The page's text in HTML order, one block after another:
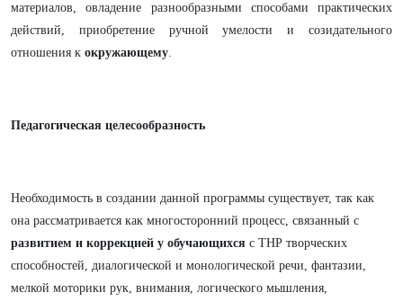
материалов, овладение разнообразными способами практических
действий, приобретение ручной умелости и созидательного
отношения к окружающему.
Педагогическая целесообразность
Необходимость в создании данной программы существует, так как
она рассматривается как многосторонний процесс, связанный с
развитием и коррекцией у обучающихся с ТНР творческих
способностей, диалогической и монологической речи, фантазии,
мелкой моторики рук, внимания, логического мышления,